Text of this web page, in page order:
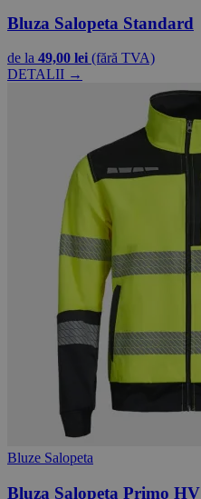
Bluza Salopeta Standard
de la 49,00 lei (fără TVA)
DETALII →
Bluze Salopeta
Bluza Salopeta Primo HV